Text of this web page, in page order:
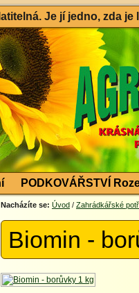
Je jí jedno, zda
PODKOVÁŘSTVÍ
Nacházíte se: Úvod / Zahrádkářské
Biomin -